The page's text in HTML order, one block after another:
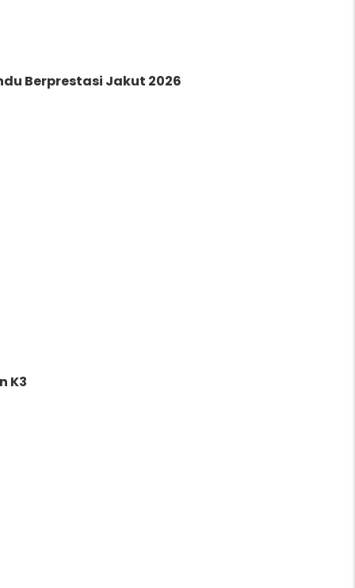
Berprestasi Jakut 2026
K3